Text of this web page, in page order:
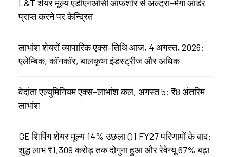
L&T शेयर मूल्य एडीएनओसी ऑफशोर से अल्ट्रा-मेगा ऑर्डर
प्राप्त करने पर केन्द्रित
लाभांश शेयरों व्यापारिक एक्स-तिथि आज, 4 अगस्त, 2026:
एलेम्बिक, कॉनकॉर, बालकृष्ण इंडस्ट्रीज और अधिक
वेदांता एल्युमिनियम एक्स-लाभांश कल, अगस्त 5: ₹8 अंतरिम
लाभांश
GE शिपिंग शेयर मूल्य 14% उछला Q1 FY27 परिणामों के बाद:
शुद्ध लाभ ₹1,309 करोड़ तक दोगुना हुआ और रेवेन्यू 67% बढ़ा